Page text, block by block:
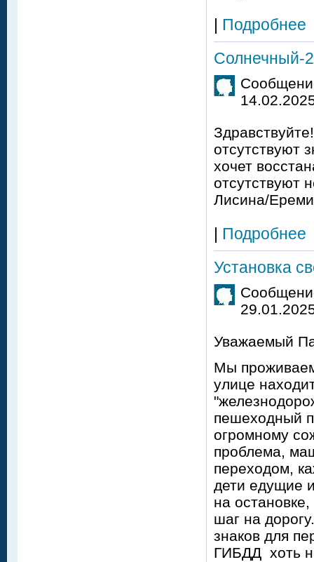
| Подробнее
Солнечный-2
отсутствуют
хочет
отсутствуют
Лисина/
| Подробнее
Установка
Уважаемый
Мы
улице
пешеходный
огромному
проблема,
переходом,
дети едущие
на
шаг на
знаков для
ГИБДД хоть